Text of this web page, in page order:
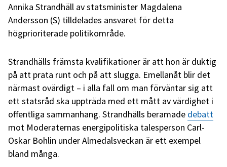
Annika Strandhäll av statsminister Magdalena
Andersson (S) tilldelades ansvaret för detta
högprioriterade politikområde.
Strandhälls främsta kvalifikationer är att hon är duktig
på att prata runt och på att slugga. Emellanåt blir det
närmast ovärdigt – i alla fall om man förväntar sig att
ett statsråd ska uppträda med ett mått av värdighet i
offentliga sammanhang. Strandhälls beramade debatt
mot Moderaternas energipolitiska talesperson Carl-
Oskar Bohlin under Almedalsveckan är ett exempel
bland många.